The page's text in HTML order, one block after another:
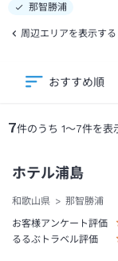
那智勝浦
周辺エリアを表示する
7件のうち 1～7件を表
おすすめ順
ホテル浦島
和歌山県
那智勝浦
お客様アンケート評価
るるぶトラベル評価